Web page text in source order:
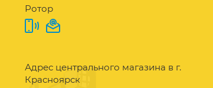
Ротор
Адрес центрального магазина в г.
Красноярск